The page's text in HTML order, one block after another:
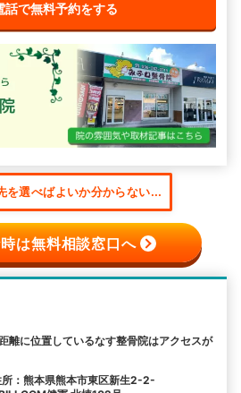
話で無料予約をする
を選べばよいか分からない...
は無料相談窓口へ
離に位置しているなす整骨院はアクセスが
所：熊本県熊本市東区新生2-2-